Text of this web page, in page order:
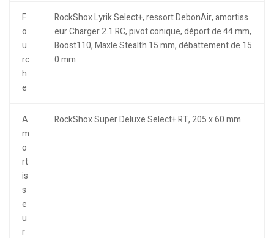
F
o
u
rc
h
e
RockShox Lyrik Select+, ressort DebonAir, amortiss
eur Charger 2.1 RC, pivot conique, déport de 44 mm,
Boost110, Maxle Stealth 15 mm, débattement de 15
0 mm
A
m
o
rt
is
s
e
u
r
RockShox Super Deluxe Select+ RT, 205 x 60 mm